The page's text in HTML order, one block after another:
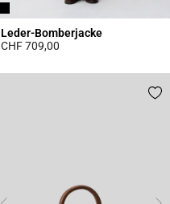
Leder-Bomberjacke
CHF 709,00